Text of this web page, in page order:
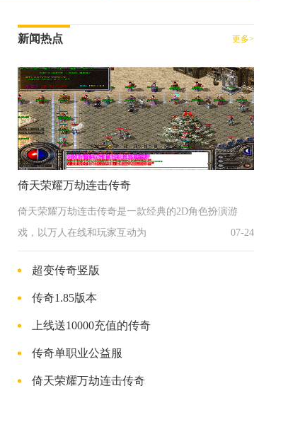
新闻热点 更多>
倚天荣耀万劫连击传奇
倚天荣耀万劫连击传奇是一款经典的2D角色扮演游
戏，以万人在线和玩家互动为
07-24
超变传奇竖版
传奇1.85版本
上线送10000充值的传奇
传奇单职业公益服
倚天荣耀万劫连击传奇